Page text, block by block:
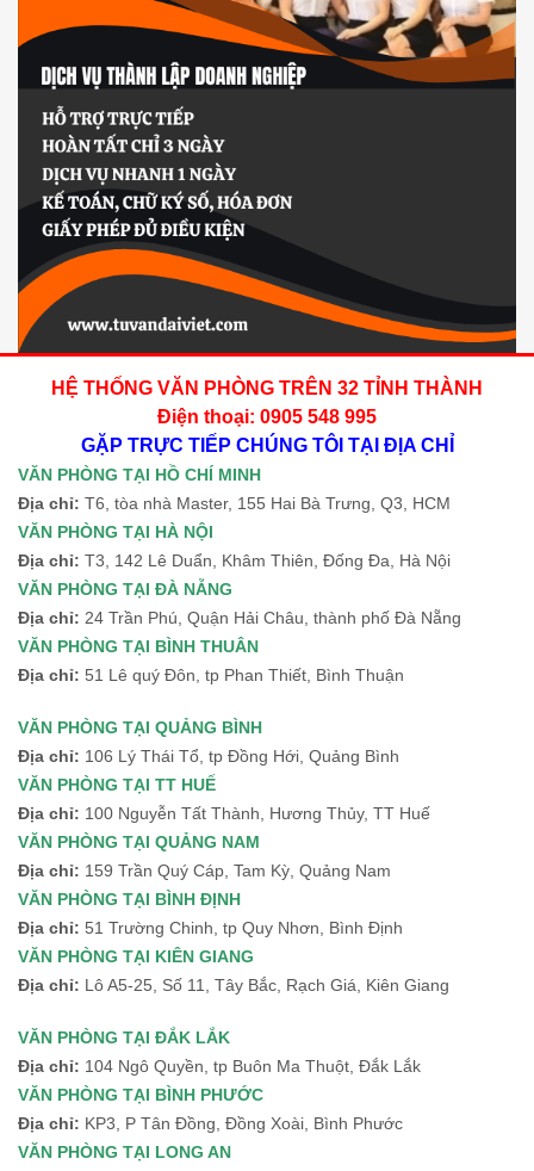
HỆ THỐNG VĂN PHÒNG TRÊN 32 TỈNH THÀNH
Điện thoại: 0905 548 995
GẶP TRỰC TIẾP CHÚNG TÔI TẠI ĐỊA CHỈ
VĂN PHÒNG TẠI HỒ CHÍ MINH
Địa chỉ: T6, tòa nhà Master, 155 Hai Bà Trưng, Q3, HCM
VĂN PHÒNG TẠI HÀ NỘI
Địa chỉ: T3, 142 Lê Duẩn, Khâm Thiên, Đống Đa, Hà Nội
VĂN PHÒNG TẠI ĐÀ NẴNG
Địa chỉ: 24 Trần Phú, Quận Hải Châu, thành phố Đà Nẵng
VĂN PHÒNG TẠI BÌNH THUÂN
Địa chỉ: 51 Lê quý Đôn, tp Phan Thiết, Bình Thuận
VĂN PHÒNG TẠI QUẢNG BÌNH
Địa chỉ: 106 Lý Thái Tổ, tp Đồng Hới, Quảng Bình
VĂN PHÒNG TẠI TT HUẾ
Địa chỉ: 100 Nguyễn Tất Thành, Hương Thủy, TT Huế
VĂN PHÒNG TẠI QUẢNG NAM
Địa chỉ: 159 Trần Quý Cáp, Tam Kỳ, Quảng Nam
VĂN PHÒNG TẠI BÌNH ĐỊNH
Địa chỉ: 51 Trường Chinh, tp Quy Nhơn, Bình Định
VĂN PHÒNG TẠI KIÊN GIANG
Địa chỉ: Lô A5-25, Số 11, Tây Bắc, Rạch Giá, Kiên Giang
VĂN PHÒNG TẠI ĐẮK LẮK
Địa chỉ: 104 Ngô Quyền, tp Buôn Ma Thuột, Đắk Lắk
VĂN PHÒNG TẠI BÌNH PHƯỚC
Địa chỉ: KP3, P Tân Đồng, Đồng Xoài, Bình Phước
VĂN PHÒNG TẠI LONG AN